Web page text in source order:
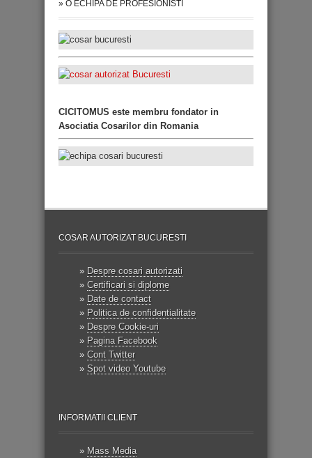
» O ECHIPA DE PROFESIONISTI
CICITOMUS este membru fondator in
Asociatia Cosarilor din Romania
COSAR AUTORIZAT BUCURESTI
» Despre cosari autorizati
» Certificari si diplome
» Date de contact
» Politica de confidentialitate
» Despre Cookie-uri
» Pagina Facebook
» Cont Twitter
» Spot video Youtube
INFORMATII CLIENT
» Mass Media